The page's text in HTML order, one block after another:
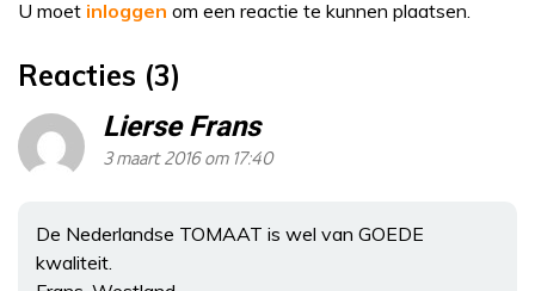
U moet inloggen om een reactie te kunnen plaatsen.
Reacties (3)
Lierse Frans
3 maart 2016 om 17:40
De Nederlandse TOMAAT is wel van GOEDE
kwaliteit.